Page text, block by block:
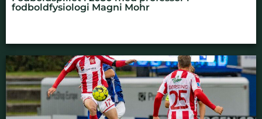
fodboldfysiologi Magni Mohr